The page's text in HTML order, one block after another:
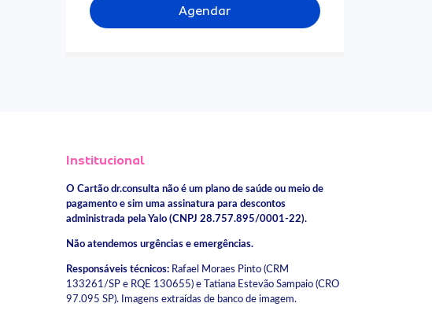
Agendar
Institucional
O Cartão dr.consulta não é um plano de saúde ou meio de
pagamento e sim uma assinatura para descontos
administrada pela Yalo (CNPJ 28.757.895/0001-22).
Não atendemos urgências e emergências.
Responsáveis técnicos:Rafael Moraes Pinto (CRM
133261/SP e RQE 130655) e Tatiana Estevão Sampaio (CRO
97.095 SP). Imagens extraídas de banco de imagem.